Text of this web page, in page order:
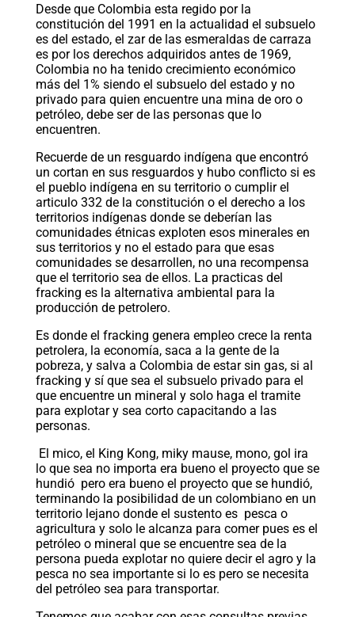
Desde que Colombia esta regido por la
constitución del 1991 en la actualidad el subsuelo
es del estado, el zar de las esmeraldas de carraza
es por los derechos adquiridos antes de 1969,
Colombia no ha tenido crecimiento económico
más del 1% siendo el subsuelo del estado y no
privado para quien encuentre una mina de oro o
petróleo, debe ser de las personas que lo
encuentren.
Recuerde de un resguardo indígena que encontró
un cortan en sus resguardos y hubo conflicto si es
el pueblo indígena en su territorio o cumplir el
articulo 332 de la constitución o el derecho a los
territorios indígenas donde se deberían las
comunidades étnicas exploten esos minerales en
sus territorios y no el estado para que esas
comunidades se desarrollen, no una recompensa
que el territorio sea de ellos. La practicas del
fracking es la alternativa ambiental para la
producción de petrolero.
Es donde el fracking genera empleo crece la renta
petrolera, la economía, saca a la gente de la
pobreza, y salva a Colombia de estar sin gas, si al
fracking y sí que sea el subsuelo privado para el
que encuentre un mineral y solo haga el tramite
para explotar y sea corto capacitando a las
personas.
El mico, el King Kong, miky mause, mono, gol ira
lo que sea no importa era bueno el proyecto que se
hundió pero era bueno el proyecto que se hundió,
terminando la posibilidad de un colombiano en un
territorio lejano donde el sustento es pesca o
agricultura y solo le alcanza para comer pues es el
petróleo o mineral que se encuentre sea de la
persona pueda explotar no quiere decir el agro y la
pesca no sea importante si lo es pero se necesita
del petróleo sea para transportar.